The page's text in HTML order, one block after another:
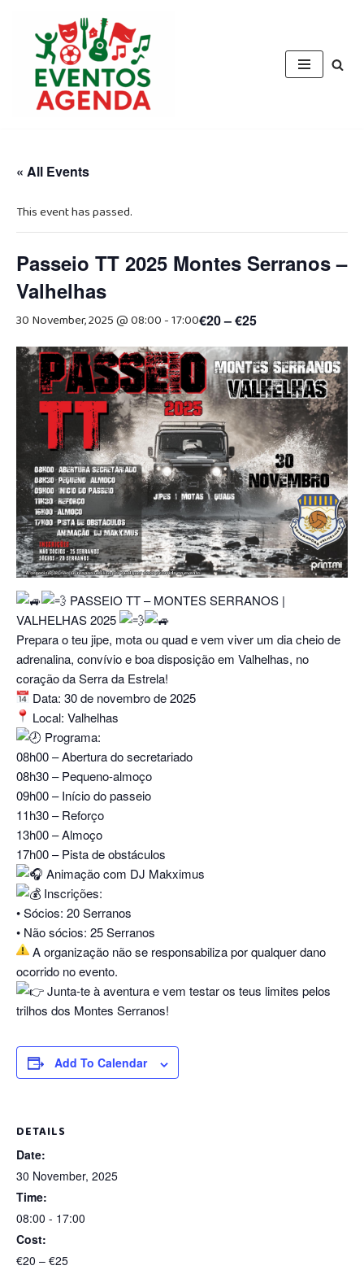
content
« All Events
This event has passed.
Passeio TT 2025 Montes Serranos –
Valhelhas
30 November, 2025 @ 08:00-17:00€20 – €25
PASSEIO TT – MONTES SERRANOS |
VALHELHAS 2025
Prepara o teu jipe, mota ou quad e vem viver um dia cheio de
adrenalina, convívio e boa disposição em Valhelhas, no
coração da Serra da Estrela!
Data: 30 de novembro de 2025
Local: Valhelhas
Programa:
08h00 – Abertura do secretariado
08h30 – Pequeno-almoço
09h00 – Início do passeio
11h30 – Reforço
13h00 – Almoço
17h00 – Pista de obstáculos
Animação com DJ Makximus
Inscrições:
• Sócios: 20 Serranos
• Não sócios: 25 Serranos
A organização não se responsabiliza por qualquer dano
ocorrido no evento.
Junta-te à aventura e vem testar os teus limites pelos
trilhos dos Montes Serranos!
Add To Calendar
DETAILS
Date:
30 November, 2025
Time:
08:00 - 17:00
Cost:
€20 – €25